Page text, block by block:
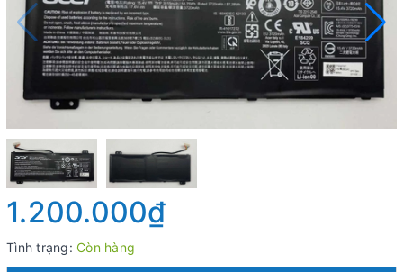
1.200.000₫
Tình trạng: Còn hàng